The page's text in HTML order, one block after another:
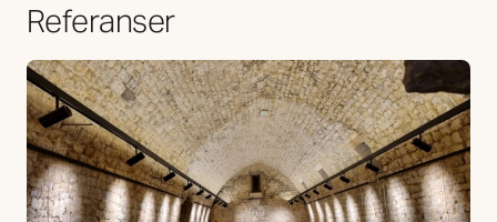
Referanser